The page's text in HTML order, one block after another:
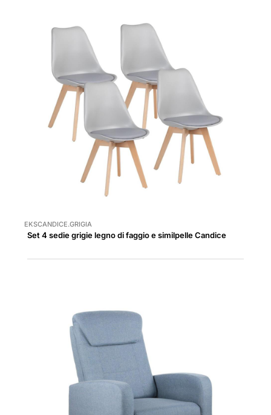
EKSCANDICE.GRIGIA
Set 4 sedie grigie legno di faggio e similpelle Candice